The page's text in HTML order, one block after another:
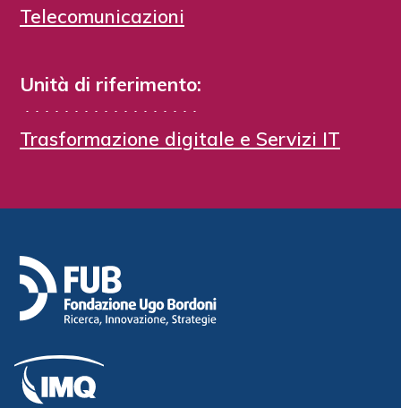
Telecomunicazioni
Unità di riferimento:
Trasformazione digitale e Servizi IT